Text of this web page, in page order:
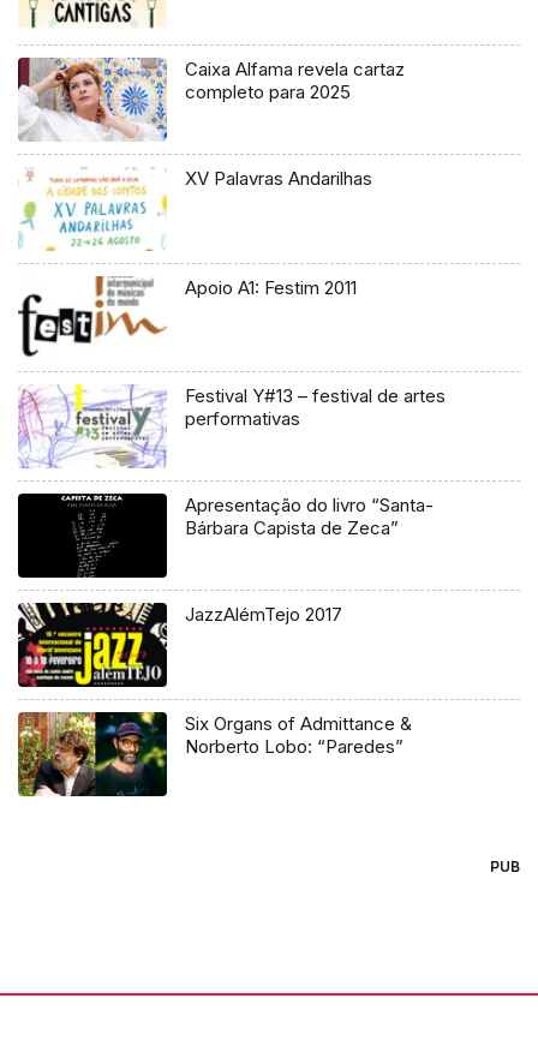
Caixa Alfama revela cartaz
completo para 2025
XV Palavras Andarilhas
Apoio A1: Festim 2011
Festival Y#13 – festival de artes
performativas
Apresentação do livro “Santa-
Bárbara Capista de Zeca”
JazzAlémTejo 2017
Six Organs of Admittance &
Norberto Lobo: “Paredes”
PUB